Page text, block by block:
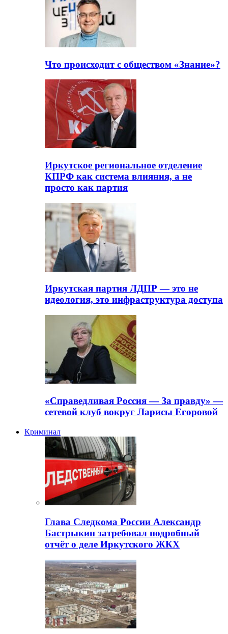
Что происходит с обществом «Знание»?
Иркутское региональное отделение
КПРФ как система влияния, а не
просто как партия
Иркутская партия ЛДПР — это не
идеология, это инфраструктура доступа
«Справедливая Россия — За правду» —
сетевой клуб вокруг Ларисы Егоровой
Криминал
Глава Следкома России Александр
Бастрыкин затребовал подробный
отчёт о деле Иркутского ЖКХ